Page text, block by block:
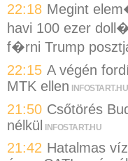
22:18 Megint
havi 100 ezer
f�rni Trump
22:15 A végén
MTK ellen
INFOSTART.HU
21:50 Csőtörés
nélkül
INFOSTART.HU
21:42 Hatalmas